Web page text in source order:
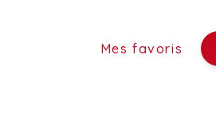
Mes favoris